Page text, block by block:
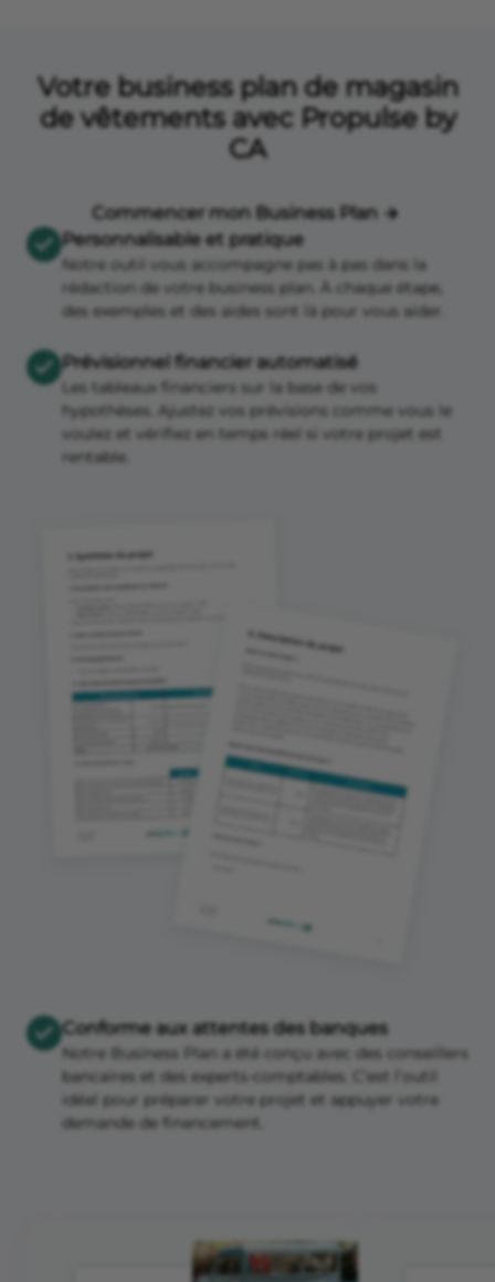
Votre business plan de magasin
de vêtements avec Propulse by
CA
Commencer mon Business Plan
Personnalisable et pratique
Notre outil vous accompagne pas à pas dans la
rédaction de votre business plan. À chaque étape,
des exemples et des aides sont là pour vous aider.
Prévisionnel financier automatisé
Les tableaux financiers sur la base de vos
hypothèses. Ajustez vos prévisions comme vous le
voulez et vérifiez en temps réel si votre projet est
rentable.
Conforme aux attentes des banques
Notre Business Plan a été conçu avec des conseillers
bancaires et des experts-comptables. C’est l’outil
idéal pour préparer votre projet et appuyer votre
demande de financement.